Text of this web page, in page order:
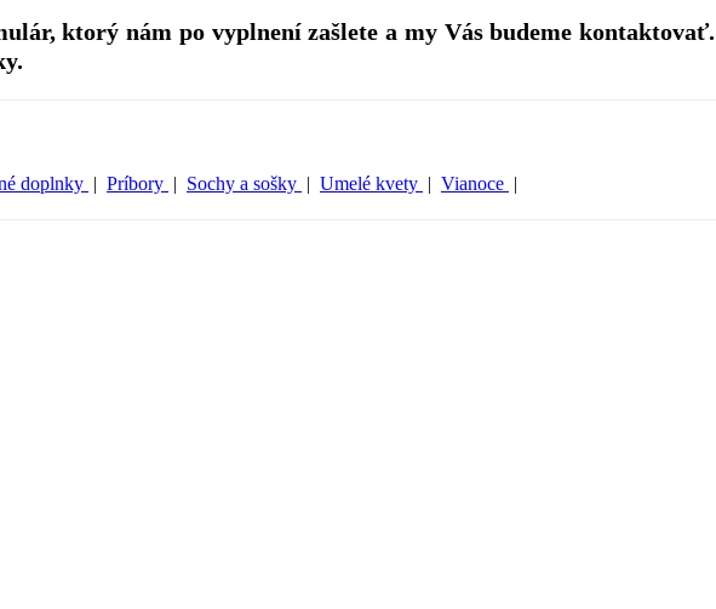
ktorý nám po vyplnení zašlete a my Vás budeme kontaktovať.
doplnky | Príbory | Sochy a sošky | Umelé kvety | Vianoce |